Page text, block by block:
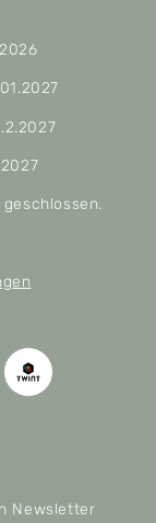
Newsletter